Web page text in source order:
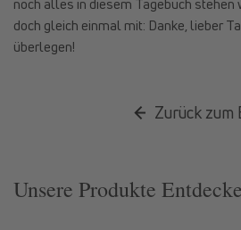
noch alles in diesem Tagebuch stehen
doch gleich einmal mit: Danke, lieber
überlegen!
Zurück zum
Unsere Produkte